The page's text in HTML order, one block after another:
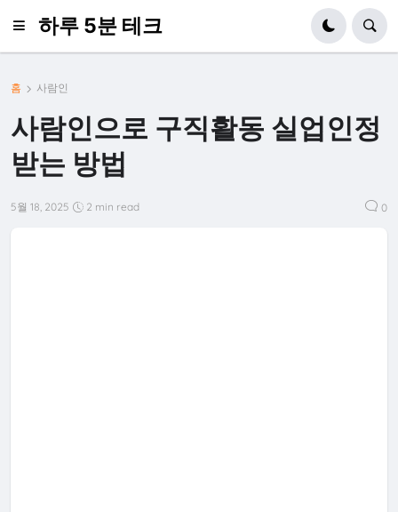
하루 5분 테크
홈 사람인
사람인으로 구직활동 실업인정
받는 방법
5월 18, 2025 2 min read 0